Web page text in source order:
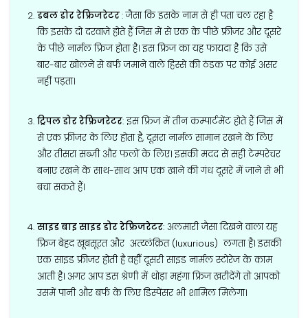
डबल डोर रेफ्रिजरेटर: जैसा कि इसके नाम से ही पता चल रहा है
कि इसके दो दरवाज़े होते हैं जिस में से एक के पीछे फ्रीजर और दूसरे
के पीछे नार्मल फ्रिज होता है। इस फ्रिज का यह फायदा है कि उसे
बार-बार खोलने से बर्फ जमाने वाले हिस्से की ठंडक पर कोई असर
नहीं पड़ता।
ट्रिपल डोर रेफ्रिजरेटर: इस फ्रिज में तीन कम्पार्टमेंट होते हैं जिस में
से एक फ्रीजर के लिए होता है, दूसरा नार्मल सामान रखने के लिए
और तीसरा सब्ज़ी और फलों के लिए। इसकी मदद से सही टेम्परेचर
बनाए रखने के साथ-साथ आप एक खाने की गंध दूसरे में जाने से भी
बचा सकते हैं।
साइड बाइ साइड डोर रेफ्रिजरेटर: अलमारी जैसा दिखने वाला यह
फ्रिज बेहद खूबसूरत और अत्य्लंक्रित (luxurious) लगता है। इसकी
एक साइड फ्रीजर होती है वहीँ दूसरी साइड नार्मल स्टोरेज के काम
आती है। अगर आप इस श्रेणी में थोड़ा महंगा फ्रिज खरीदेंगे तो आपको
उसमें पानी और बर्फ के लिए डिस्पेंसर भी शामिल मिलेगा।